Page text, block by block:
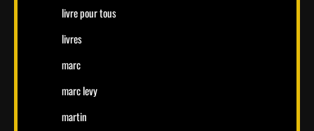
livre pour tous
livres
marc
marc levy
martin